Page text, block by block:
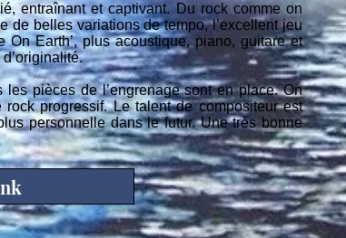
entraînant et captivant. Du rock comme on
de belles variations de tempo, l’excellent jeu
Earth’, plus acoustique, piano, guitare et
pièces de l’engrenage sont en place. On
progressif. Le talent de compositeur est
personnelle dans le futur. Une très bonne